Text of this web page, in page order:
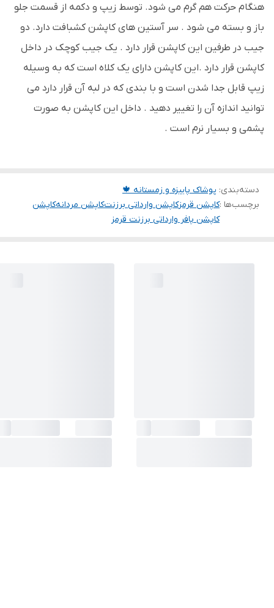
هنگام حرکت هم گرم می شود. توسط زیپ و دکمه از قسمت جلو
باز و بسته می شود . سر آستین های کاپشن کشبافت دارد. دو
جیب در طرفین این کاپشن قرار دارد . یک جیب کوچک در داخل
کاپشن قرار دارد .این کاپشن دارای یک کلاه است که به وسیله
زیپ قابل جدا شدن است و با بندی که در لبه آن قرار دارد می
توانید اندازه آن را تغییر دهید . داخل این کاپشن به صورت
پشمی و بسیار نرم است .
دسته‌بندی: پوشاک پاییزه و زمستانه 🍁
برچسب‌ها :کاپشن قرمزکاپشن وارداتی برزنتکاپشن مردانهکاپشن
کاپشن پافر وارداتی برزنت قرمز